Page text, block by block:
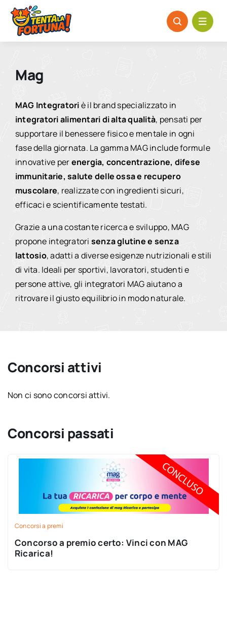
Salta
contenuto
Mag
MAG Integratoriè il brand specializzato in
integratori alimentari di alta qualità, pensati per
supportare il benessere fisico e mentale in ogni
fase della giornata. La gamma MAG include formule
innovative perenergia, concentrazione, difese
immunitarie, salute delle ossa e recupero
muscolare, realizzate con ingredienti sicuri,
efficaci e scientificamente testati.
Grazie a una costante ricerca e sviluppo, MAG
propone integratori senza glutine e senza
lattosio, adatti a diverse esigenze nutrizionali e stili
di vita. Ideali per sportivi, lavoratori, studenti e
persone attive, gli integratori MAG aiutano a
ritrovare il giusto equilibrio in modo naturale.
Concorsi attivi
Non ci sono concorsi attivi.
Concorsi passati
Concorsi a premi
Concorso a premio certo: Vinci con MAG
Ricarica!